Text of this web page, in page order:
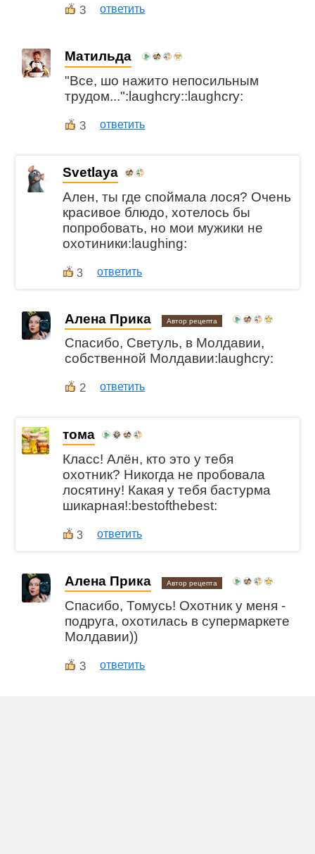
3 ответить
Матильда
"Все, шо нажито непосильным
трудом...":laughcry::laughcry:
3 ответить
Svetlaya
Ален, ты где споймала лося? Очень
красивое блюдо, хотелось бы
попробовать, но мои мужики не
охотиники:laughing:
3 ответить
Алена Прика Автор рецепта
Спасибо, Светуль, в Молдавии,
собственной Молдавии:laughcry:
2 ответить
тома
Класс! Алён, кто это у тебя
охотник? Никогда не пробовала
лосятину! Какая у тебя бастурма
шикарная!:bestofthebest:
3 ответить
Алена Прика Автор рецепта
Спасибо, Томусь! Охотник у меня -
подруга, охотилась в супермаркете
Молдавии))
3 ответить